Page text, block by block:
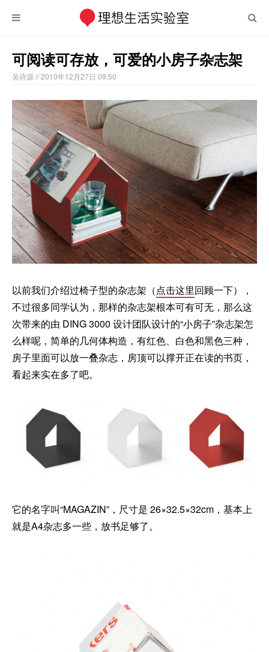
可阅读可存放，可爱的小房子杂志架
吴诗源 // 2010年12月27日 09:50
以前我们介绍过椅子型的杂志架（点击这里回顾一下），
不过很多同学认为，那样的杂志架根本可有可无，那么这
次带来的由 DING 3000 设计团队设计的“小房子”杂志架怎
么样呢，简单的几何体构造，有红色、白色和黑色三种，
房子里面可以放一叠杂志，房顶可以撑开正在读的书页，
看起来实在多了吧。
它的名字叫“MAGAZIN”，尺寸是 26×32.5×32cm，基本上
就是A4杂志多一些，放书足够了。